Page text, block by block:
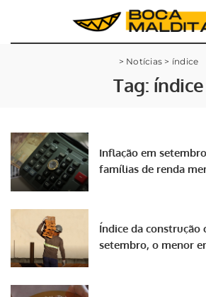
> Notícias > índice
Tag: índice
Inflação em
famílias de renda
Índice da construção
setembro, o menor